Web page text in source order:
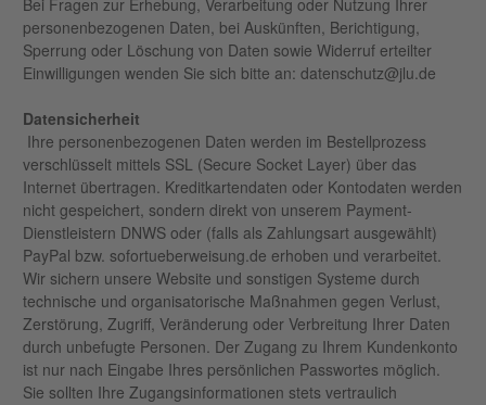
personenbezogenen Daten, bei Auskünften, Berichtigung,
Sperrung oder Löschung von Daten sowie Widerruf erteilter
Einwilligungen wenden Sie sich bitte an: datenschutz@jlu.de
Datensicherheit
Ihre personenbezogenen Daten werden im Bestellprozess
verschlüsselt mittels SSL (Secure Socket Layer) über das
Internet übertragen. Kreditkartendaten oder Kontodaten werden
nicht gespeichert, sondern direkt von unserem Payment-
Dienstleistern DNWS oder (falls als Zahlungsart ausgewählt)
PayPal bzw. sofortueberweisung.de erhoben und verarbeitet.
Wir sichern unsere Website und sonstigen Systeme durch
technische und organisatorische Maßnahmen gegen Verlust,
Zerstörung, Zugriff, Veränderung oder Verbreitung Ihrer Daten
durch unbefugte Personen. Der Zugang zu Ihrem Kundenkonto
ist nur nach Eingabe Ihres persönlichen Passwortes möglich.
Sie sollten Ihre Zugangsinformationen stets vertraulich